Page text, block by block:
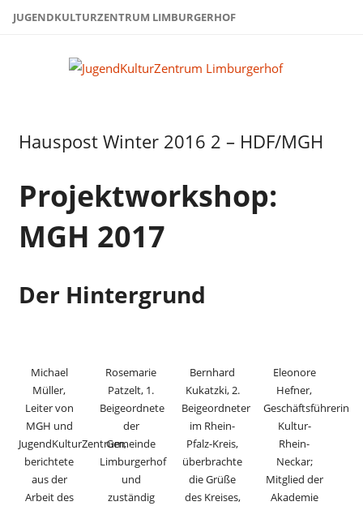
ZumJUGENDKULTURZENTRUM LIMBURGERHOF
Hauspost
Hauspost Winter 2016 2 – HDF/MGH
Projektworkshop:
MGH 2017
Der Hintergrund
Michael
Müller,
Leiter von
MGH und
JugendKulturZentrum,
berichtete
aus der
Arbeit des
Rosemarie
Patzelt, 1.
Beigeordnete
der
Gemeinde
Limburgerhof
und
zuständig
Bernhard
Kukatzki, 2.
Beigeordneter
im Rhein-
Pfalz-Kreis,
überbrachte
die Grüße
des Kreises,
Eleonore
Hefner,
Geschäftsführerin
Kultur-
Rhein-
Neckar;
Mitglied der
Akademie